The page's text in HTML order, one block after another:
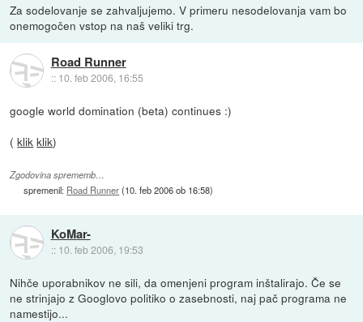
Za sodelovanje se zahvaljujemo. V primeru nesodelovanja vam bo
onemogočen vstop na naš veliki trg.
Road Runner
:: 10. feb 2006, 16:55
google world domination (beta) continues :)
(klik klik)
Zgodovina sprememb…
spremenil: Road Runner(10. feb 2006 ob 16:58)
KoMar-
:: 10. feb 2006, 19:53
Nihče uporabnikov ne sili, da omenjeni program inštalirajo. Če se
ne strinjajo z Googlovo politiko o zasebnosti, naj pač programa ne
namestijo...